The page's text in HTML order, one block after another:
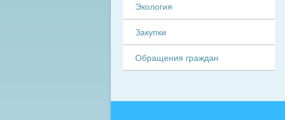
Экология
Закупки
Обращения граждан